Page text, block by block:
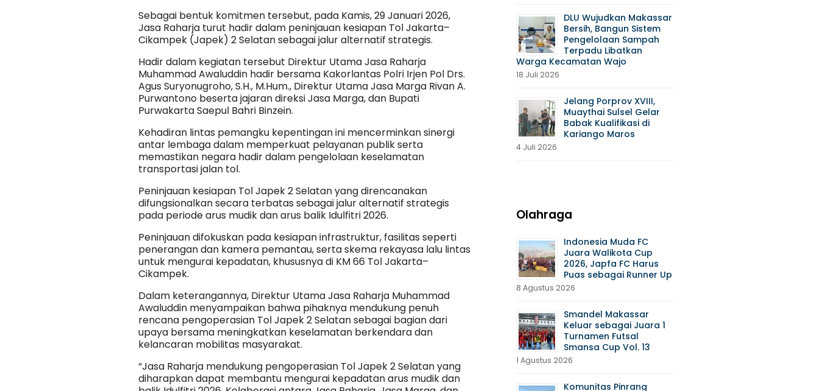
Sebagai bentuk komitmen tersebut, pada Kamis, 29 Januari 2026,
Jasa Raharja turut hadir dalam peninjauan kesiapan Tol Jakarta–
Cikampek (Japek) 2 Selatan sebagai jalur alternatif strategis.
Hadir dalam kegiatan tersebut Direktur Utama Jasa Raharja
Muhammad Awaluddin hadir bersama Kakorlantas Polri Irjen Pol Drs.
Agus Suryonugroho, S.H., M.Hum., Direktur Utama Jasa Marga Rivan A.
Purwantono beserta jajaran direksi Jasa Marga, dan Bupati
Purwakarta Saepul Bahri Binzein.
Kehadiran lintas pemangku kepentingan ini mencerminkan sinergi
antar lembaga dalam memperkuat pelayanan publik serta
memastikan negara hadir dalam pengelolaan keselamatan
transportasi jalan tol.
Peninjauan kesiapan Tol Japek 2 Selatan yang direncanakan
difungsionalkan secara terbatas sebagai jalur alternatif strategis
pada periode arus mudik dan arus balik Idulfitri 2026.
Peninjauan difokuskan pada kesiapan infrastruktur, fasilitas seperti
penerangan dan kamera pemantau, serta skema rekayasa lalu lintas
untuk mengurai kepadatan, khususnya di KM 66 Tol Jakarta–
Cikampek.
Dalam keterangannya, Direktur Utama Jasa Raharja Muhammad
Awaluddin menyampaikan bahwa pihaknya mendukung penuh
rencana pengoperasian Tol Japek 2 Selatan sebagai bagian dari
upaya bersama meningkatkan keselamatan berkendara dan
kelancaran mobilitas masyarakat.
“Jasa Raharja mendukung pengoperasian Tol Japek 2 Selatan yang
diharapkan dapat membantu mengurai kepadatan arus mudik dan
DLU Wujudkan Makassar
Bersih, Bangun Sistem
Pengelolaan Sampah
Terpadu Libatkan
Warga Kecamatan Wajo
18 Juli 2026
Jelang Porprov XVIII,
Muaythai Sulsel Gelar
Babak Kualifikasi di
Kariango Maros
4 Juli 2026
Olahraga
Indonesia Muda FC
Juara Walikota Cup
2026, Japfa FC Harus
Puas sebagai Runner Up
8 Agustus 2026
Smandel Makassar
Keluar sebagai Juara 1
Turnamen Futsal
Smansa Cup Vol. 13
1 Agustus 2026
Komunitas Pinrang